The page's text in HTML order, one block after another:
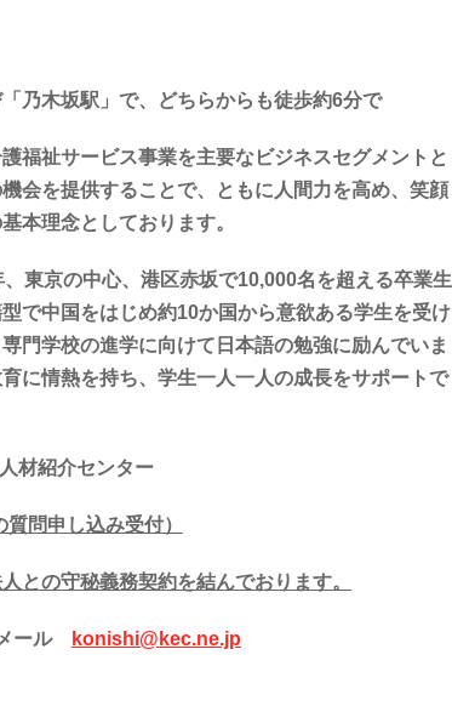
乃木坂駅」で、どちらからも徒歩約6分で
福祉サービス事業を主要なビジネスセグメントと
会を提供することで、ともに人間力を高め、笑顔
本理念としております。
、東京の中心、港区赤坂で10,000名を超える卒業生
で中国をはじめ約10か国から意欲ある学生を受け
門学校の進学に向けて日本語の勉強に励んでいま
に情熱を持ち、学生一人一人の成長をサポートで
紹介センター
問申し込み受付）
との守秘義務契約を結んでおります。
ール konishi@kec.ne.jp